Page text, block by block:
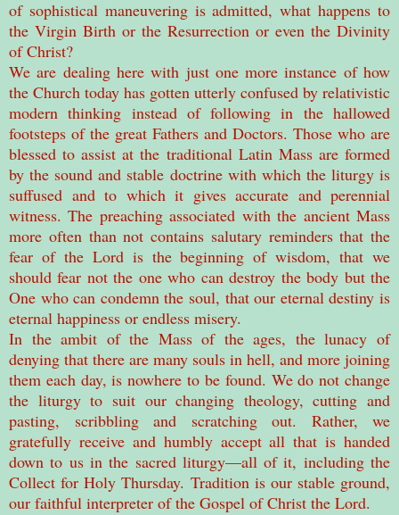
of sophistical maneuvering is admitted, what happens to
the Virgin Birth or the Resurrection or even the Divinity
of Christ?
We are dealing here with just one more instance of how
the Church today has gotten utterly confused by relativistic
modern thinking instead of following in the hallowed
footsteps of the great Fathers and Doctors. Those who are
blessed to assist at the traditional Latin Mass are formed
by the sound and stable doctrine with which the liturgy is
suffused and to which it gives accurate and perennial
witness. The preaching associated with the ancient Mass
more often than not contains salutary reminders that the
fear of the Lord is the beginning of wisdom, that we
should fear not the one who can destroy the body but the
One who can condemn the soul, that our eternal destiny is
eternal happiness or endless misery.
In the ambit of the Mass of the ages, the lunacy of
denying that there are many souls in hell, and more joining
them each day, is nowhere to be found. We do not change
the liturgy to suit our changing theology, cutting and
pasting, scribbling and scratching out. Rather, we
gratefully receive and humbly accept all that is handed
down to us in the sacred liturgy—all of it, including the
Collect for Holy Thursday. Tradition is our stable ground,
our faithful interpreter of the Gospel of Christ the Lord.